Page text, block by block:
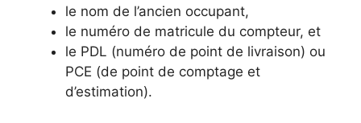
le nom de l’ancien occupant,
le numéro de matricule du compteur, et
le PDL (numéro de point de livraison) ou
PCE (de point de comptage et
d’estimation).